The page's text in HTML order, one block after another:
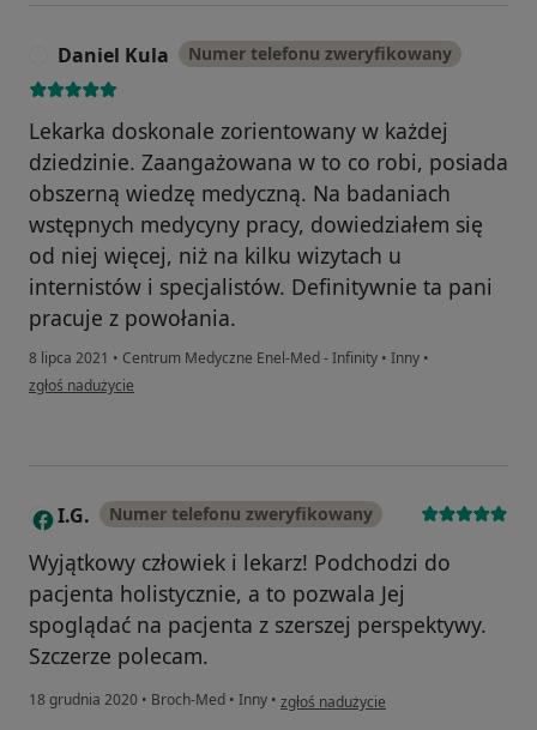
Daniel Kula Numer telefonu zweryfikowany
Lekarka doskonale zorientowany w każdej
dziedzinie. Zaangażowana w to co robi, posiada
obszerną wiedzę medyczną. Na badaniach
wstępnych medycyny pracy, dowiedziałem się
od niej więcej, niż na kilku wizytach u
internistów i specjalistów. Definitywnie ta pani
pracuje z powołania.
8 lipca 2021 • Centrum Medyczne Enel-Med - Infinity • Inny •
w opinii użytkownika Daniel Kula
zgłoś nadużycie
I I.G. Numer telefonu zweryfikowany
Wyjątkowy człowiek i lekarz! Podchodzi do
pacjenta holistycznie, a to pozwala Jej
spoglądać na pacjenta z szerszej perspektywy.
Szczerze polecam.
18 grudnia 2020 • Broch-Med • Inny • w opinii użytkownika I.G.
zgłoś nadużycie